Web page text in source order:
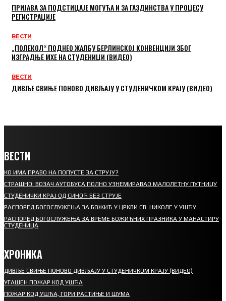
ПРИЈАВА ЗА ПОДСТИЦАЈЕ МОГУЋА И ЗА ГАЗДИНСТВА У ПРОЦЕСУ
РЕГИСТРАЦИЈЕ
ВЕСТИ
„ПОЛЕКОЛ“ ПОДНЕО ЖАЛБУ БЕРЛИНСКОЈ КОНВЕНЦИЈИ ЗБОГ
ИЗГРАДЊЕ МХЕ НА СТУДЕНИЦИ (ВИДЕО)
ВЕСТИ
ДИВЉЕ СВИЊЕ ПОНОВО ДИВЉАЈУ У СТУДЕНИЧКОМ КРАЈУ (ВИДЕО)
ВЕСТИ
КО ИМА ПРАВО НА ПОПУСТЕ ЗА СТРУЈУ?
СТРАШНО: ВОЗАЧ АУТОБУСА ПОЛНО УЗНЕМИРАВАО МАЛОЛЕТНУ ПУТНИЦУ
СТУДЕНИЧКИ КРАЈ ОД СИНОЋ БЕЗ СТРУЈЕ
РАСПОРЕД БОГОСЛУЖЕЊА ЗА БОЖИЋ У ЦРКВИ СВ. НИКОЛЕ У УШЋУ
РАСПОРЕД БОГОСЛУЖЕЊА ЗА ВРЕМЕ БОЖИЋНИХ ПРАЗНИКА У МАНАСТИРУ
СТУДЕНИЦА
ХРОНИКА
ДИВЉЕ СВИЊЕ ПОНОВО ДИВЉАЈУ У СТУДЕНИЧКОМ КРАЈУ (ВИДЕО)
УГАШЕН ПОЖАР КОД УШЋА
ПОЖАР КОД УШЋА, ГОРИ РАСТИЊЕ И ШУМА